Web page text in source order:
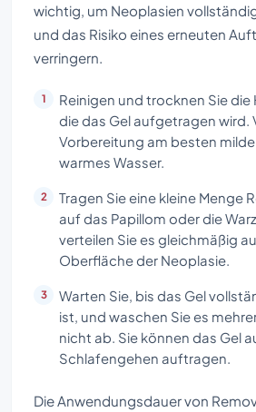
wichtig, um Neoplasien
und das Risiko eines erneuten
verringern.
Reinigen und trocknen Sie
die das Gel aufgetragen wird.
Vorbereitung am besten
warmes Wasser.
Tragen Sie eine kleine Menge
auf das Papillom oder die
verteilen Sie es gleichmäßig
Oberfläche der Neoplasie.
Warten Sie, bis das Gel
ist, und waschen Sie es
nicht ab. Sie können das Gel
Schlafengehen auftragen.
Die Anwendungsdauer von